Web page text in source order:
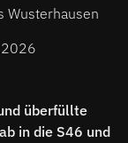
Wusterhausen
2026
überfüllte
in die S46 und